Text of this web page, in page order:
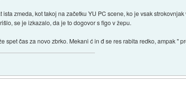
zmeda, kot takoj na začetku YU PC scene, ko je vsak
se je izkazalo, da je to dogovor s figo v žepu.
spet čas za novo zbrko. Mekani ć in đ se res rabita redko, ampak "